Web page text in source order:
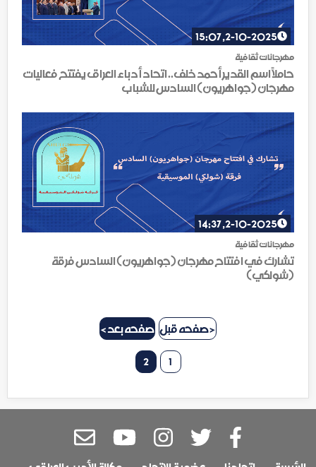
مهرجانات ثقافية
2-10-2025, 15:07
حاملاً اسم القدير أحمد خلف.. اتحاد أدباء العراق يفتتح فعاليات
مهرجان (جواهريون) السادس للشباب
مهرجانات ثقافية
2-10-2025, 14:37
تشارك في افتتاح مهرجان (جواهريون) السادس فرقة
(شولكي)
< صفحه قبل صفحه بعد >
1
2